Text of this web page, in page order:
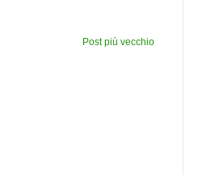
Post più vecchio